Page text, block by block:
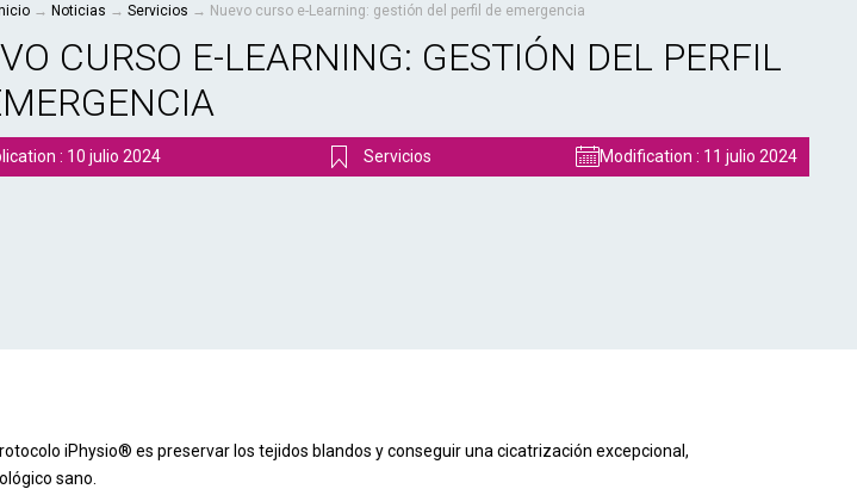
→ Noticias → Servicios → Nuevo curso e-Learning: gestión del perfil de emergencia
CURSO E-LEARNING: GESTIÓN DEL PERFIL
: 10 julio 2024 Servicios Modification : 11 julio 2024
iPhysio® es preservar los tejidos blandos y conseguir una cicatrización excepcional,
sano.